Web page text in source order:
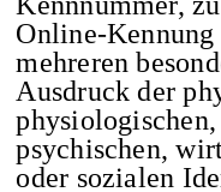
Online-
mehreren
Ausdruck der
psychischen,
oder sozialen